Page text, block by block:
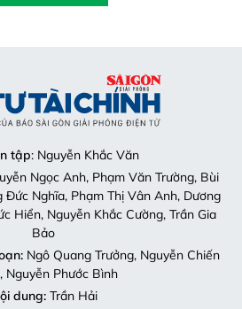
tập: Nguyễn Khắc Văn
Ngọc Anh, Phạm Văn Trường, Bùi
Đức Nghĩa, Phạm Thị Vân Anh, Dương
Hiển, Nguyễn Khắc Cường, Trần Gia
Bảo
Ngô Quang Trưởng, Nguyễn Chiến
Nguyễn Phước Bình
dung:Trần Hải